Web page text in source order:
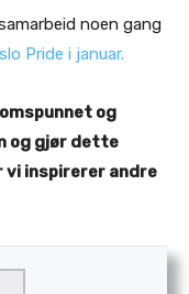
noen gang
Pride i januar.
og
og gjør dette
vi inspirerer andre